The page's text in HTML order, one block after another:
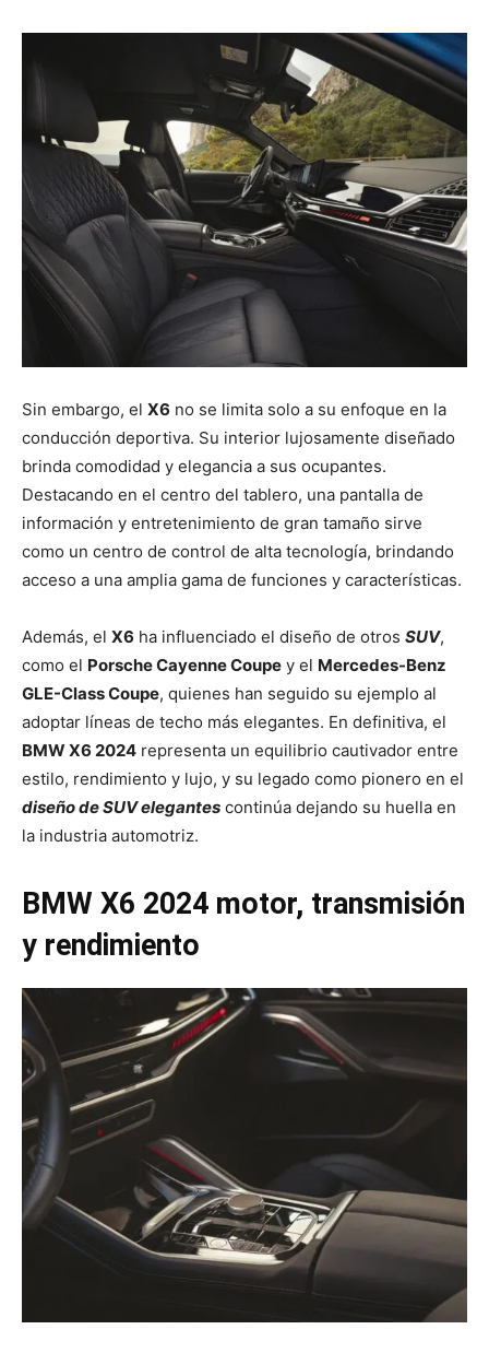
Sin embargo, el X6 no se limita solo a su enfoque en la
conducción deportiva. Su interior lujosamente diseñado
brinda comodidad y elegancia a sus ocupantes.
Destacando en el centro del tablero, una pantalla de
información y entretenimiento de gran tamaño sirve
como un centro de control de alta tecnología, brindando
acceso a una amplia gama de funciones y características.
Además, el X6 ha influenciado el diseño de otros SUV,
como el Porsche Cayenne Coupe y el Mercedes-Benz
GLE-Class Coupe, quienes han seguido su ejemplo al
adoptar líneas de techo más elegantes. En definitiva, el
BMW X6 2024 representa un equilibrio cautivador entre
estilo, rendimiento y lujo, y su legado como pionero en el
diseño de SUV elegantes continúa dejando su huella en
la industria automotriz.
BMW X6 2024 motor, transmisión
y rendimiento